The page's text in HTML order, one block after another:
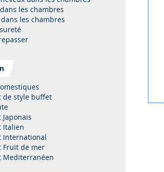
les chambres
les chambres
de style buffet
Italien
International
Fruit de mer
Mediterranéen